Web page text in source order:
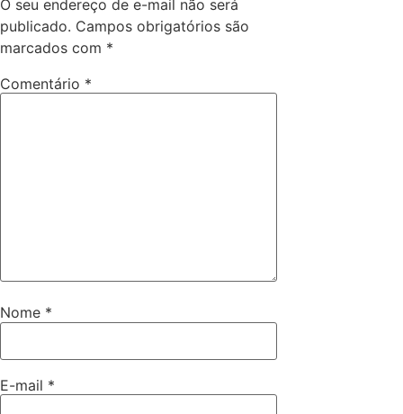
O seu endereço de e-mail não será
publicado. Campos obrigatórios são
marcados com *
Comentário *
Nome *
E-mail *